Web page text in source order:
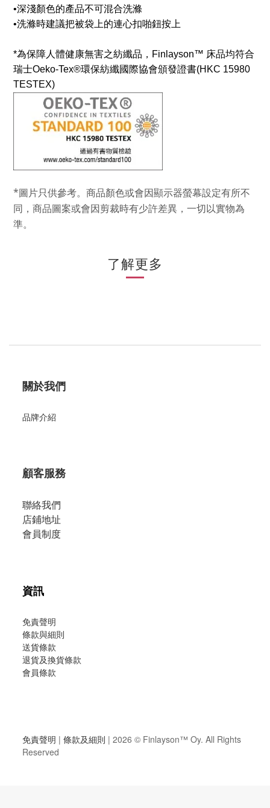
•深淺顏色的產品不可混合洗滌
•洗滌時建議把被袋上的連心扣啪鈕按上
*為保障人體健康無害之紡纖品，Finlayson™ 床品均符合
瑞士Oeko-Tex®環保紡纖國際協會頒發證書(HKC 15980
TESTEX)
*圖片只供參考。商品顏色或會因顯示器螢幕設定有所不
同，商品圖案或會因剪裁時有少許差異，一切以實物為
準。
了解更多
關於我們
品牌介紹
顧客服務
聯絡我們
店鋪地址
會員制度
資訊
免責聲明
條款與細則
送貨條款
退貨及換貨條款
會員條款
免責聲明 | 條款及細則 | 2026 © Finlayson™ Oy. All Rights
Reserved